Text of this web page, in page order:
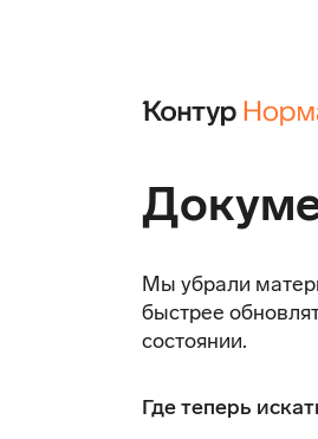
Мы убрали
быстрее
состоянии.
Где теперь